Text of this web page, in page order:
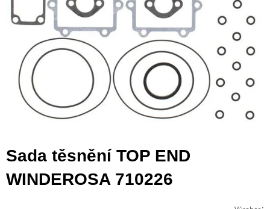
Sada těsnění TOP END
WINDEROSA 710226